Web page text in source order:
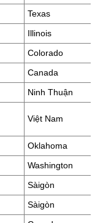
Texas
Illinois
Colorado
Canada
Ninh Thuận
Việt Nam
Oklahoma
Washington
Sàigòn
Sàigòn